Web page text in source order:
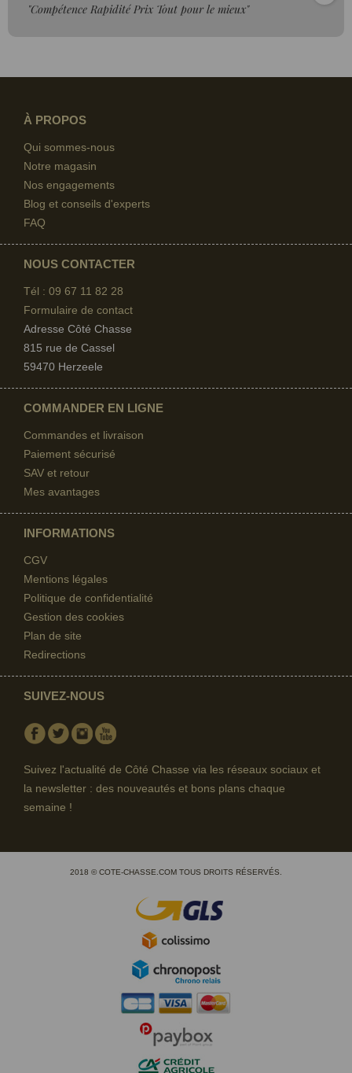
"Compétence Rapidité Prix Tout pour le mieux"
À PROPOS
Qui sommes-nous
Notre magasin
Nos engagements
Blog et conseils d'experts
FAQ
NOUS CONTACTER
Tél : 09 67 11 82 28
Formulaire de contact
Adresse Côté Chasse
815 rue de Cassel
59470 Herzeele
COMMANDER EN LIGNE
Commandes et livraison
Paiement sécurisé
SAV et retour
Mes avantages
INFORMATIONS
CGV
Mentions légales
Politique de confidentialité
Gestion des cookies
Plan de site
Redirections
SUIVEZ-NOUS
Facebook
TwitterInstagram
Suivez l'actualité de Côté Chasse via les réseaux sociaux et
la newsletter : des nouveautés et bons plans chaque
semaine !
2018 © COTE-CHASSE.COM TOUS DROITS RÉSERVÉS.